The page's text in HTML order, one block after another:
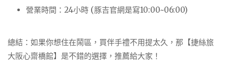
營業時間：24小時 (豚吉官網是寫10:00~06:00)
總結：如果你想住在鬧區，買伴手禮不用提太久，那【捷絲旅
大阪心齋橋館】是不錯的選擇，推薦給大家！